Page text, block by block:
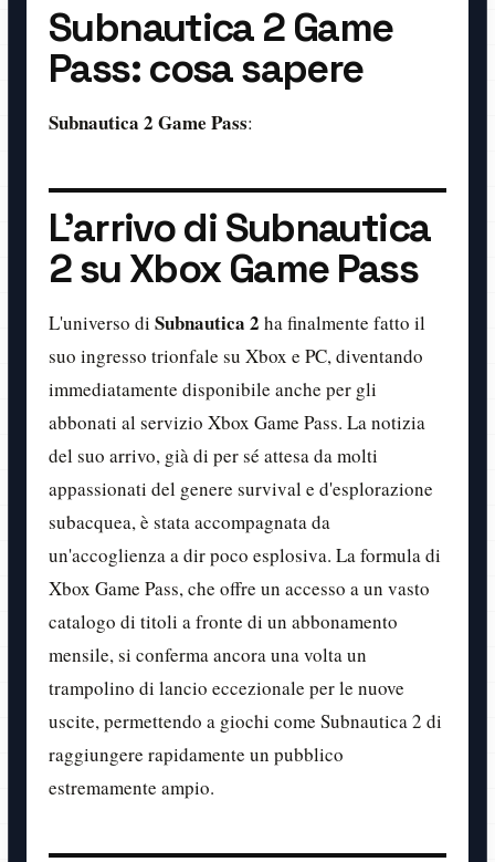
Subnautica 2 Game
Pass: cosa sapere
Subnautica 2 Game Pass:
L'arrivo di Subnautica
2 su Xbox Game Pass
L'universo di Subnautica 2 ha finalmente fatto il
suo ingresso trionfale su Xbox e PC, diventando
immediatamente disponibile anche per gli
abbonati al servizio Xbox Game Pass. La notizia
del suo arrivo, già di per sé attesa da molti
appassionati del genere survival e d'esplorazione
subacquea, è stata accompagnata da
un'accoglienza a dir poco esplosiva. La formula di
Xbox Game Pass, che offre un accesso a un vasto
catalogo di titoli a fronte di un abbonamento
mensile, si conferma ancora una volta un
trampolino di lancio eccezionale per le nuove
uscite, permettendo a giochi come Subnautica 2 di
raggiungere rapidamente un pubblico
estremamente ampio.